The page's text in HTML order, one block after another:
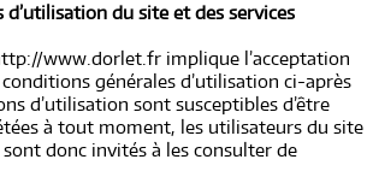
du site et des services
www.dorlet.fr implique l’acceptation
générales d’utilisation ci-après
d’utilisation sont susceptibles d’être
à tout moment, les utilisateurs du site
donc invités à les consulter de